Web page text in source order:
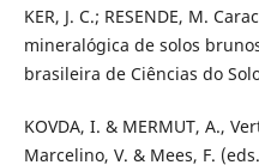
KER, J. C.; RESENDE, M.
mineralógica de solos
brasileira de Ciências do
KOVDA, I. & MERMUT, A.,
Marcelino, V. & Mees, F.